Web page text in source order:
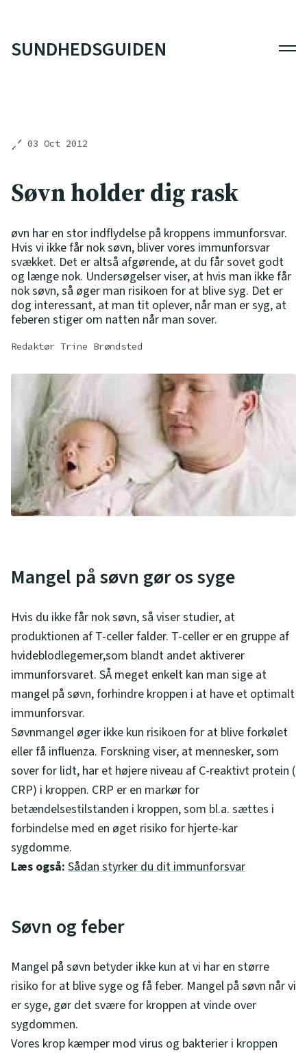
SUNDHEDSGUIDEN
03 Oct 2012
Søvn holder dig rask
øvn har en stor indflydelse på kroppens immunforsvar.
Hvis vi ikke får nok søvn, bliver vores immunforsvar
svækket. Det er altså afgørende, at du får sovet godt
og længe nok. Undersøgelser viser, at hvis man ikke får
nok søvn, så øger man risikoen for at blive syg. Det er
dog interessant, at man tit oplever, når man er syg, at
feberen stiger om natten når man sover.
Redaktør Trine Brøndsted
Mangel på søvn gør os syge
Hvis du ikke får nok søvn, så viser studier, at
produktionen af T-celler falder. T-celler er en gruppe af
hvideblodlegemer,som blandt andet aktiverer
immunforsvaret. SÅ meget enkelt kan man sige at
mangel på søvn, forhindre kroppen i at have et optimalt
immunforsvar.
Søvnmangel øger ikke kun risikoen for at blive forkølet
eller få influenza. Forskning viser, at mennesker, som
sover for lidt, har et højere niveau af C-reaktivt protein (
CRP) i kroppen. CRP er en markør for
betændelsestilstanden i kroppen, som bl.a. sættes i
forbindelse med en øget risiko for hjerte-kar
sygdomme.
Læs også: Sådan styrker du dit immunforsvar
Søvn og feber
Mangel på søvn betyder ikke kun at vi har en større
risiko for at blive syge og få feber. Mangel på søvn når vi
er syge, gør det svære for kroppen at vinde over
sygdommen.
Vores krop kæmper mod virus og bakterier i kroppen